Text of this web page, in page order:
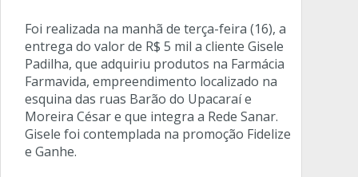
Foi realizada na manhã de terça-feira (16), a
entrega do valor de R$ 5 mil a cliente Gisele
Padilha, que adquiriu produtos na Farmácia
Farmavida, empreendimento localizado na
esquina das ruas Barão do Upacaraí e
Moreira César e que integra a Rede Sanar.
Gisele foi contemplada na promoção Fidelize
e Ganhe.